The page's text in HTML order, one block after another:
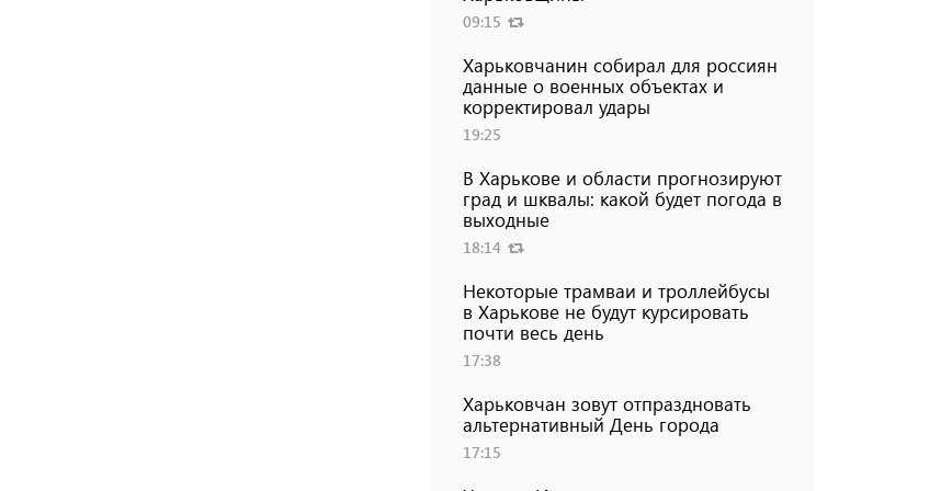
09:15
Харьковчанин собирал для россиян
данные о военных объектах и ​​
корректировал удары
19:25
В Харькове и области прогнозируют
град и шквалы: какой будет погода в
выходные
18:14
Некоторые трамваи и троллейбусы
в Харькове не будут курсировать
почти весь день
17:38
Харьковчан зовут отпраздновать
альтернативный День города
17:15